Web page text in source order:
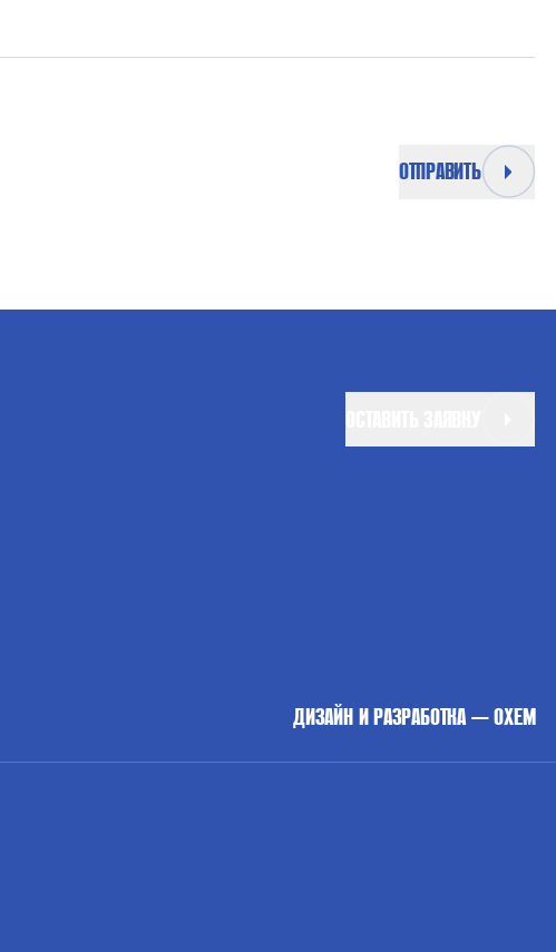
ОТПРАВИТЬ
ДИЗАЙН И РАЗРАБОТКА — OXEM